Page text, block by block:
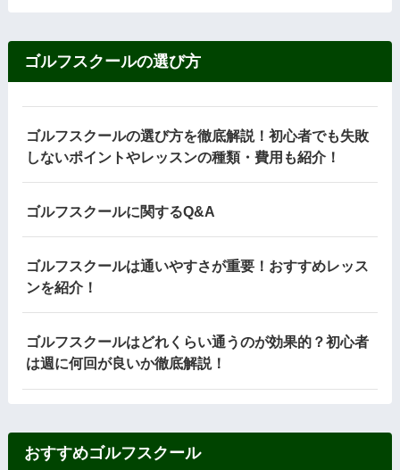
ゴルフスクールの選び方
ゴルフスクールの選び方を徹底解説！初心者でも失敗
しないポイントやレッスンの種類・費用も紹介！
ゴルフスクールに関するQ&A
ゴルフスクールは通いやすさが重要！おすすめレッス
ンを紹介！
ゴルフスクールはどれくらい通うのが効果的？初心者
は週に何回が良いか徹底解説！
おすすめゴルフスクール